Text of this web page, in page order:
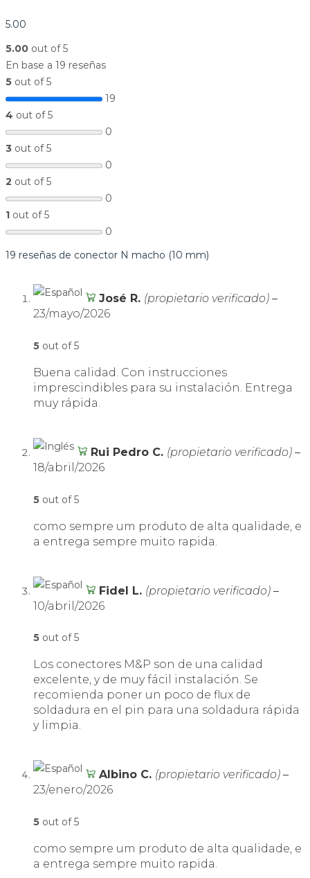
5.00
5.00 out of 5
En base a 19 reseñas
5 out of 5
19
4 out of 5
0
3 out of 5
0
2 out of 5
0
1 out of 5
0
19 reseñas de conector N macho (10 mm)
José R. (propietario verificado) –
23/mayo/2026
5 out of 5
Buena calidad. Con instrucciones
imprescindibles para su instalación. Entrega
muy rápida.
Rui Pedro C. (propietario verificado) –
18/abril/2026
5 out of 5
como sempre um produto de alta qualidade, e
a entrega sempre muito rapida.
Fidel L. (propietario verificado) –
10/abril/2026
5 out of 5
Los conectores M&P son de una calidad
excelente, y de muy fácil instalación. Se
recomienda poner un poco de flux de
soldadura en el pin para una soldadura rápida
y limpia.
Albino C. (propietario verificado) –
23/enero/2026
5 out of 5
como sempre um produto de alta qualidade, e
a entrega sempre muito rapida.